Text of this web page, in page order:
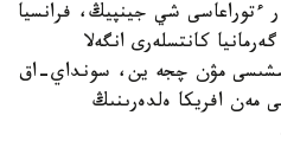
ءتوراعاسى شي جينپيڭ، فرانسيا
كانتسلەرى انگەلا
مۋن چجە ين، سونداي-اق
مەن افريكا ەلدەرىنىڭ